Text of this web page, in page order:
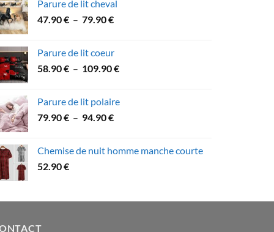
49.90 €
à
Parure de lit cheval
47.90€ – 79.90€Plage
à
Parure de lit coeur
58.90€ – 109.90€Plage
58.90 €
Parure de lit polaire
79.90€ – 94.90€Plage
79.90 €
Chemise de nuit homme manche courte
52.90€